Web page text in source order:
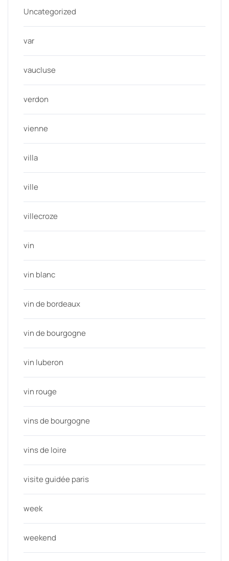
Uncategorized
var
vaucluse
verdon
vienne
villa
ville
villecroze
vin
vin blanc
vin de bordeaux
vin de bourgogne
vin luberon
vin rouge
vins de bourgogne
vins de loire
visite guidée paris
week
weekend